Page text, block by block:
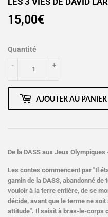
15,00€
Quantité
+
-
AJOUTER AU PANIER
De la DASS aux Jeux
Les contes commencent par "Il
gamin de la DASS, abandonné
vouloir à la terre entière, de se
décide, avant que le terme ne
attitude". Il saisit à bras-le-corps